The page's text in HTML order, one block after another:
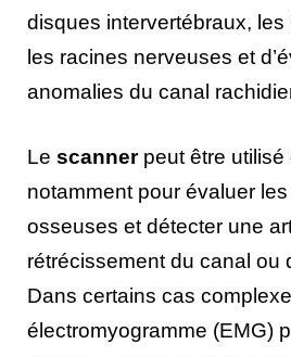
disques intervertébraux,
les racines nerveuses et
anomalies du canal
Le scannerpeut être utilisé
notamment pour évaluer
osseuses et détecter une
rétrécissement du canal ou
Dans certains cas
électromyogramme (EMG)